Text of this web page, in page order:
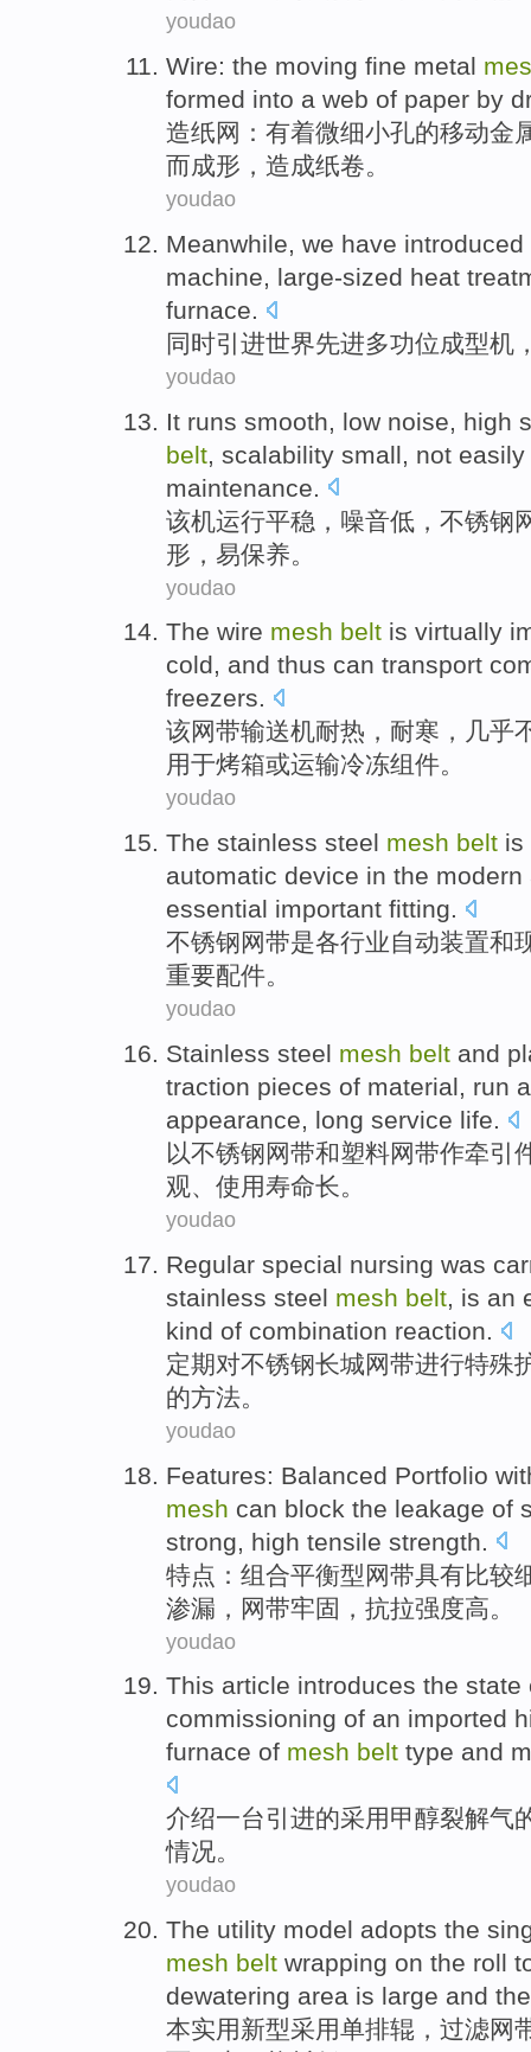
youdao
Wire: the moving fine metal
formed into a web of paper by
造纸网 ：有着微细小孔的移动金
而成形，造成纸卷。
youdao
Meanwhile, we have introduced
machine, large-sized heat
furnace.
同时引进世界先进多功位成型机
youdao
It runs smooth low noise high
belt scalability small
not easily
maintenance
该机运行平稳 ， 噪音低 ， 不锈钢
形 ， 易保养。
youdao
The wire mesh belt is virtually
cold, and thus can transport
freezers.
该网带输送机耐热 ， 耐寒 ， 几乎
用于烤箱或运输冷冻组件。
youdao
The stainless steel mesh belt is
automatic device in the modern
essential important fitting.
不锈钢网带是各行业自动装置和
重要配件。
youdao
Stainless steel mesh belt and
traction pieces of material, run
appearance, long service life.
以不锈钢网带和塑料网带作牵引
观、使用寿命长。
youdao
Regular special nursing was
stainless steel mesh belt, is an
kind of combination reaction.
定期对不锈钢长城网带进行特殊
的方法。
youdao
Features: Balanced Portfolio
mesh can block the leakage of
strong
high tensile strength
特点 ： 组合平衡型网带具有比较
渗漏 ， 网带牢固 ， 抗拉强度高 。
youdao
This article introduces the state
commissioning of an imported
furnace of mesh belt type and
介绍一台引进的采用甲醇裂解气
情况。
youdao
The utility model adopts the
mesh belt wrapping on the roll
dewatering area is large and
本实用新型采用单排辊 ， 过滤网